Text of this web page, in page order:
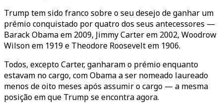
Trump tem sido franco sobre o seu desejo de ganhar um
prémio conquistado por quatro dos seus antecessores —
Barack Obama em 2009, Jimmy Carter em 2002, Woodrow
Wilson em 1919 e Theodore Roosevelt em 1906.
Todos, excepto Carter, ganharam o prémio enquanto
estavam no cargo, com Obama a ser nomeado laureado
menos de oito meses após assumir o cargo — a mesma
posição em que Trump se encontra agora.